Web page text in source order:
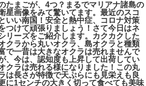
たまごが、4つ？まるでマリアナ諸島の
星画像をみて驚いてます。最近のスコ
いい南国！安全と熱中症、コロナ対策
つけて頑張りましょう！さて今日はネ
リーズをご紹介します。カクカクした
クラから丸いオクラ、島オクラと種類
で一昔は大きなオクラは売れませんで
、今は、認知度も上昇して出荷してい
クラは売れる様になりました！この丸
は長さが特徴で天ぷらにも見栄えも良
に1センチの大きく切って食べても美味